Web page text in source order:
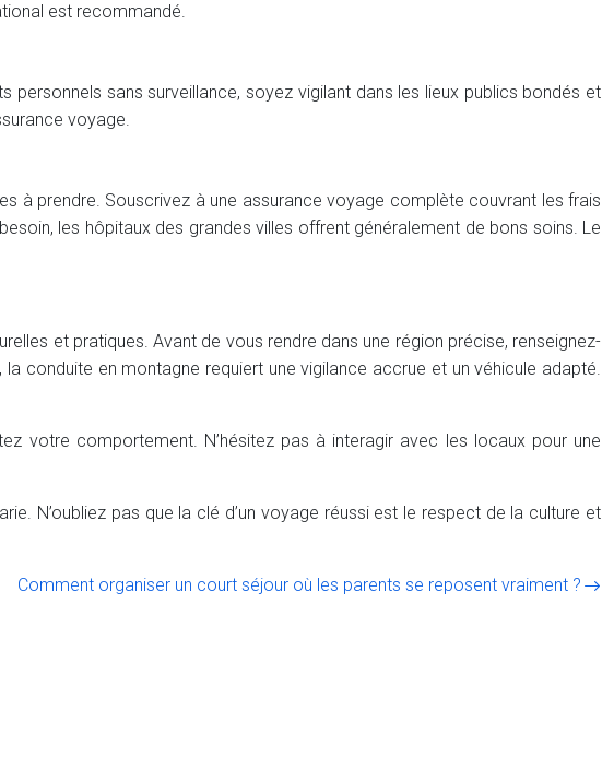
est recommandé.
sans surveillance, soyez vigilant dans les lieux publics bondés et
voyage.
à prendre. Souscrivez à une assurance voyage complète couvrant les frais
les hôpitaux des grandes villes offrent généralement de bons soins. Le
et pratiques. Avant de vous rendre dans une région précise, renseignez-
conduite en montagne requiert une vigilance accrue et un véhicule adapté.
votre comportement. N’hésitez pas à interagir avec les locaux pour une
N’oubliez pas que la clé d’un voyage réussi est le respect de la culture et
Comment organiser un court séjour où les parents se reposent vraiment ?